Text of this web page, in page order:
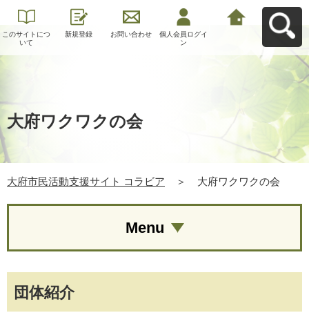
このサイトにつ
いて
新規登録 お問い合わせ
個人会員ログイ
ン
大府ワクワクの会
大府市民活動支援サイト コラビア ＞ 大府ワクワクの会
団体紹介
Menu